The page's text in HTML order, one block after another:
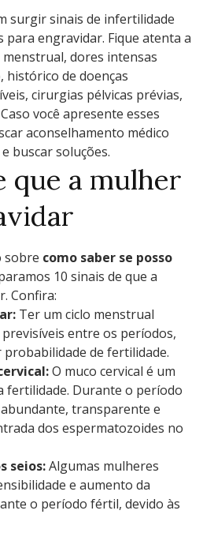
surgir sinais de infertilidade
para engravidar. Fique atenta a
dores intensas
histórico de doenças
cirurgias pélvicas prévias,
você apresente esses
aconselhamento médico
buscar soluções.
que a mulher
sobre como saber se posso
10 sinais de que a
Confira:
Ter um ciclo menstrual
entre os períodos,
de fertilidade.
O muco cervical é um
fertilidade. Durante o período
transparente e
dos espermatozoides no
seios:Algumas mulheres
e aumento da
o período fértil, devido às